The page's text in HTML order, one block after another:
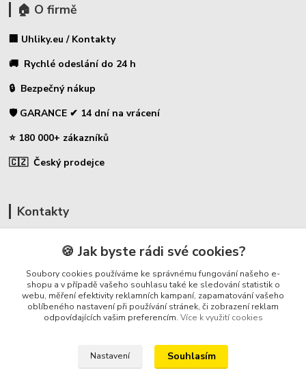
🏠 O firmě
🏢 Uhliky.eu / Kontakty
🚚 Rychlé odeslání do 24 h
🔒 Bezpečný nákup
🛡️ GARANCE ✔ 14 dní na vrácení
⭐ 180 000+ zákazníků
🇨🇿 Český prodejce
Kontakty
🛡️ Zákaznická podpora
📞 728 007 997
⏰ Po-Pá - 7:00 - 13:30
info@repulse.cz
🍪 Jak byste rádi své cookies?
Soubory cookies používáme ke správnému fungování našeho e-
shopu a v případě vašeho souhlasu také ke sledování statistik o
webu, měření efektivity reklamních kampaní, zapamatování vašeho
oblíbeného nastavení při používání stránek, či zobrazení reklam
odpovídajících vašim preferencím. Více k využití cookies
Nastavení Souhlasím